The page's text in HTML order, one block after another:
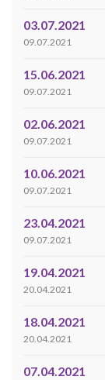
03.07.2021
09.07.2021
15.06.2021
09.07.2021
02.06.2021
09.07.2021
10.06.2021
09.07.2021
23.04.2021
09.07.2021
19.04.2021
20.04.2021
18.04.2021
20.04.2021
07.04.2021